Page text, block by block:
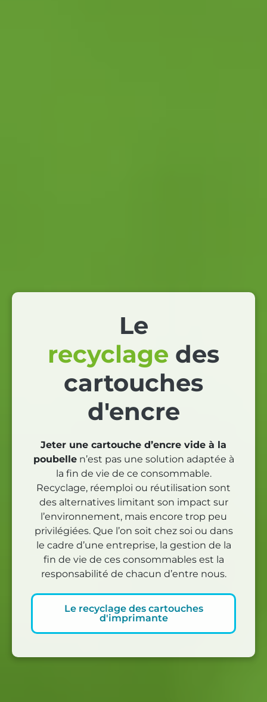
Le
recyclage des
cartouches
d'encre
Jeter une cartouche d’encre vide à la
poubellen’est pas une solution adaptée à
la fin de vie de ce consommable.
Recyclage, réemploi ou réutilisation sont
des alternatives limitant son impact sur
l’environnement, mais encore trop peu
privilégiées. Que l’on soit chez soi ou dans
le cadre d’une entreprise, la gestion de la
fin de vie de ces consommables est la
responsabilité de chacun d’entre nous.
Le recyclage des cartouches
d'imprimante